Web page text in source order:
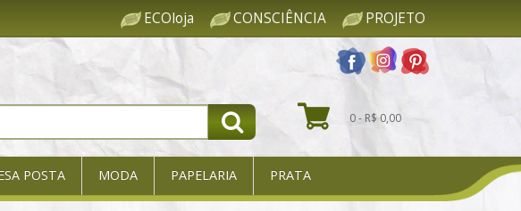
ECOloja CONSCIÊNCIA PROJETO
0 - R$ 0,00
POSTA MODA PAPELARIA PRATA